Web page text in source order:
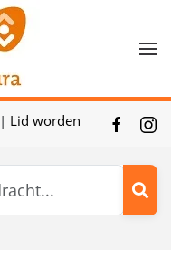
| Lid worden